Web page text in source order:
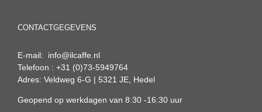
CONTACTGEGEVENS
E-mail: info@ilcaffe.nl
Telefoon : +31 (0)73-5949764
Adres: Veldweg 6-G | 5321 JE, Hedel
Geopend op werkdagen van 8:30 -16:30 uur